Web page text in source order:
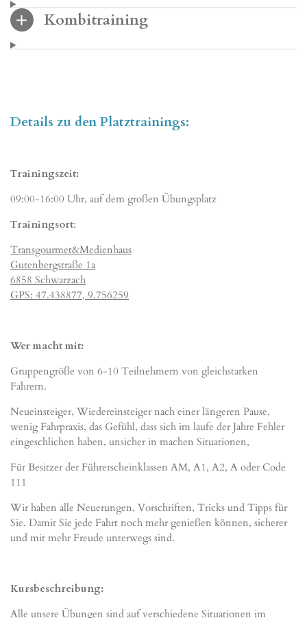
Kombitraining
Details zu den Platztrainings:
Trainingszeit:
09:00-16:00 Uhr, auf dem großen Übungsplatz
Trainingsort:
Transgourmet&Medienhaus
Gutenbergstraße 1a
6858 Schwarzach
GPS: 47.438877, 9.756259
Wer macht mit:
Gruppengröße von 6-10 Teilnehmern von gleichstarken
Fahrern.
Neueinsteiger, Wiedereinsteiger nach einer längeren Pause,
wenig Fahrpraxis, das Gefühl, dass sich im laufe der Jahre Fehler
eingeschlichen haben, unsicher in machen Situationen,
Für Besitzer der Führerscheinklassen AM, A1, A2, A oder Code
111
Wir haben alle Neuerungen, Vorschriften, Tricks und Tipps für
Sie. Damit Sie jede Fahrt noch mehr genießen können, sicherer
und mit mehr Freude unterwegs sind.
Kursbeschreibung:
Alle unsere Übungen sind auf verschiedene Situationen im